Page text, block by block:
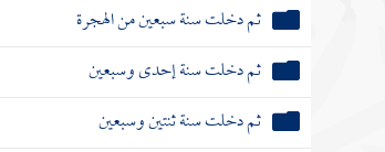
ثم دخلت سنة سبعين من الهجرة
ثم دخلت سنة إحدى وسبعين
ثم دخلت سنة ثنتين وسبعين